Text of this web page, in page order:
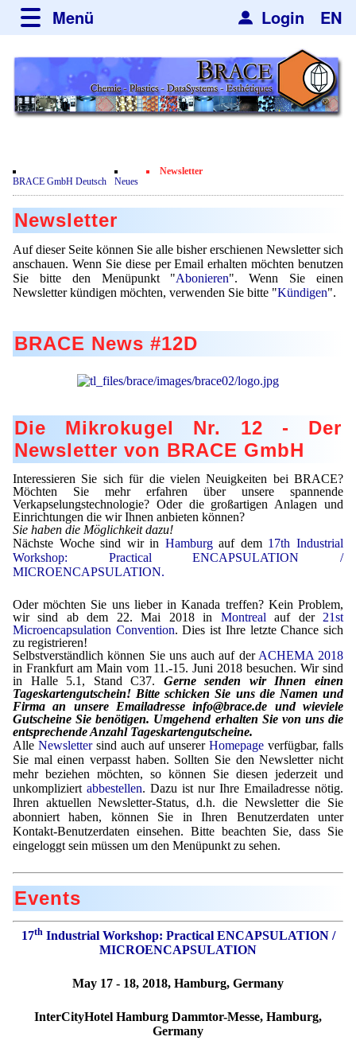
Login EN
Menü
über BRACE
Leistungen
Newsticker
Film
Kundenrezensionen
Zertifikate
Datenschutzerklärung
Kontakt
Neues
Newsletter
Abonieren
Kündigen
Nachrichten
Mikrokugelanlagen
Heizkammern
Trockner
Sortieranlagen
Angebotsanfrage
Spherisator Serie
Spherisator M2
Pilotanlagen
Produktionsanlagen
Dienstleistungen
Mikrokugeln und Verfahren
Mikrokapseln
Mikroverkapselung
Lohnfertigung
Mietanlagen
Angebotsanfrage
Anwendungen
Aromakapseln
Emulgatoren
Katalysatorträger
Keramische Hohlkugeln
Polymere
Soluspheres
Staubreduktion
Angebotsanfrage
Hf and ZrHf mixed Microspheres
Ultra spherical granulation (english)
Des microbilles de granulométrie précise
Runde Sache
Fraunhofer UMSICHT Tage
Probiotics Encapsulation
Powering Green Chemistry with Microspheres and
Microcapsules
Shaping of Alginate–Silica Hybrid Materials
Recovery of cobalt from dilute aqueous solutions
Development of alumina microspheres with controlled
size and shape
Prilling technology at Gala
Mikrokugeln für Instant-Getränkepulver
A Leap Forward to Shaping Better Products –
Microencapsulation and Microgranulation
Drip Casting Technologies at BRACE - An overview
(Movie)
Jobbörse
Kontakt
Kontaktformular
Angebotsanfrage
Bewertungsseite
Anfahrt
Registrierung
Bestätigungsseite Anfrage
Bestätigungsseite Bewertung
Suche
Mitgliederseiten
Neu Registrieren
Zusatzinformationen
Bestätigungsseite Registrierung
Account Aktiviert
Passwort vergessen
Login
Neu Registrieren
BRACE GmbH Deutsch Neues
Newsletter
Newsletter
Auf dieser Seite können Sie alle bisher erschienen Newsletter sich
anschauen. Wenn Sie diese per Email erhalten möchten benutzen
Sie bitte den Menüpunkt "Abonieren". Wenn Sie einen
Newsletter kündigen möchten, verwenden Sie bitte "Kündigen".
BRACE News #12D
Die Mikrokugel Nr. 12 - Der
Newsletter von BRACE GmbH
Interessieren Sie sich für die vielen Neuigkeiten bei BRACE?
Möchten Sie mehr erfahren über unsere spannende
Verkapselungstechnologie? Oder die großartigen Anlagen und
Einrichtungen die wir Ihnen anbieten können?
Sie haben die Möglichkeit dazu!
Nächste Woche sind wir in Hamburgauf dem 17th Industrial
Workshop: Practical ENCAPSULATION /
MICROENCAPSULATION.
Oder möchten Sie uns lieber in Kanada treffen? Kein Problem,
wir sind ab dem 22. Mai 2018 in Montrealauf der 21st
Microencapsulation Convention. Dies ist Ihre letzte Chance sich
zu registrieren!
Selbstverständlich können Sie uns auch auf der ACHEMA 2018
in Frankfurt am Main vom 11.-15. Juni 2018 besuchen. Wir sind
in Halle 5.1, Stand C37. Gerne senden wir Ihnen einen
Tageskartengutschein! Bitte schicken Sie uns die Namen und
Firma an unsere Emailadresse info@brace.de und wieviele
Gutscheine Sie benötigen. Umgehend erhalten Sie von uns die
entsprechende Anzahl Tageskartengutscheine.
Alle Newslettersind auch auf unserer Homepage verfügbar, falls
Sie mal einen verpasst haben. Sollten Sie den Newsletter nicht
mehr beziehen möchten, so können Sie diesen jederzeit und
unkompliziert abbestellen. Dazu ist nur Ihre Emailadresse nötig.
Ihren aktuellen Newsletter-Status, d.h. die Newsletter die Sie
abonniert haben, können Sie in Ihren Benutzerdaten unter
Kontakt-Benutzerdaten einsehen. Bitte beachten Sie, dass Sie
eingeloggt sein müssen um den Menüpunkt zu sehen.
Events
17thIndustrial Workshop: Practical ENCAPSULATION /
MICROENCAPSULATION
May 17 - 18, 2018, Hamburg, Germany
InterCityHotel Hamburg Dammtor-Messe, Hamburg,
Germany